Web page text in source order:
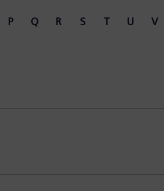
P Q R S T U V